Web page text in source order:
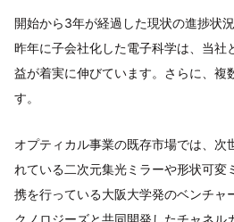
開始から3年が経過した現状の進捗状
昨年に子会社化した電子科学は、当社
益が着実に伸びています。さらに、複
す。
オプティカル事業の既存市場では、次
れている二次元集光ミラーや形状可変
携を行っている大阪大学発のベンチャ